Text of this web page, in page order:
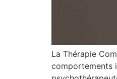
La Thérapie
comportements